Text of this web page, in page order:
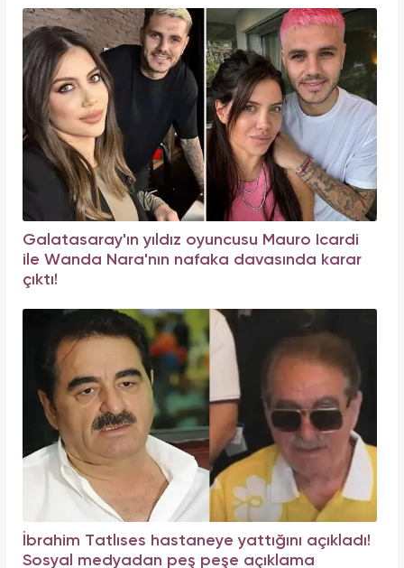
Galatasaray'ın yıldız oyuncusu Mauro Icardi
ile Wanda Nara'nın nafaka davasında karar
çıktı!
İbrahim Tatlıses hastaneye yattığını açıkladı!
Sosyal medyadan peş peşe açıklama